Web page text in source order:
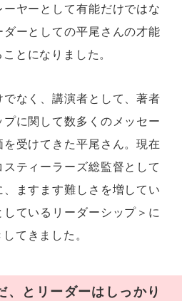
ヤーとして有能だけではな
ダーとしての平尾さんの才能
とになりました。
なく、講演者として、著者
に関して数多くのメッセー
受けてきた平尾さん。現在
ティーラーズ総監督として
ますます難しさを増してい
ているリーダーシップ＞に
てきました。
、とリーダーはしっかり